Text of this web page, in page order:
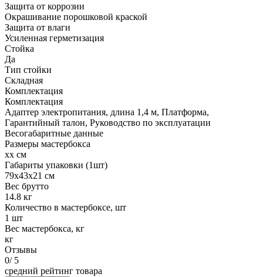
Защита от коррозии
Окрашивание порошковой краской
Защита от влаги
Усиленная герметизация
Стойка
Да
Тип стойки
Складная
Комплектация
Комплектация
Адаптер электропитания, длина 1,4 м, Платформа,
Гарантийный талон, Руководство по эксплуатации
Весогабаритные данные
Размеры мастербокса
хх см
Габариты упаковки (1шт)
79х43х21 см
Вес брутто
14.8 кг
Количество в мастербоксе, шт
1 шт
Вес мастербокса, кг
кг
Отзывы
0/ 5
средний рейтинг товара